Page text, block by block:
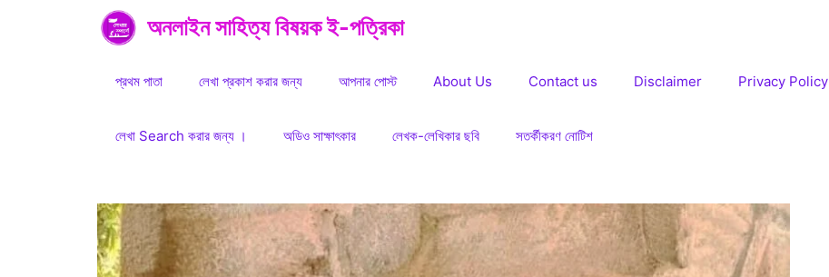
অনলাইন সাহিত্য বিষয়ক ই-পত্রিকা
প্রথম পাতা লেখা প্রকাশ করার জন্য আপনার পোস্ট About Us Contact us Disclaimer Privacy Policy
লেখা Search করার জন্য । অডিও সাক্ষাৎকার লেখক-লেখিকার ছবি সতর্কীকরণ নোটিশ